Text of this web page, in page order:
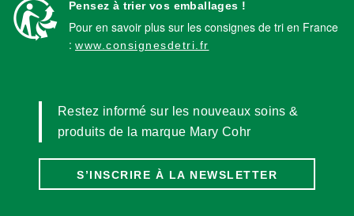
Pensez à trier vos emballages !
Pour en savoir plus sur les consignes de tri en France
: www.consignesdetri.fr
Restez informé sur les nouveaux soins &
produits de la marque Mary Cohr
S’INSCRIRE À LA NEWSLETTER